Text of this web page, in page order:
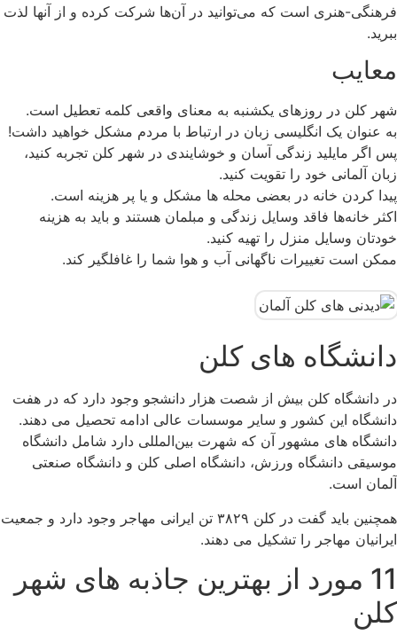
فرهنگی-هنری است که می‌توانید در آن‌ها شرکت کرده و از آنها لذت
ببرید.
معایب
شهر کلن در روزهای یکشنبه به معنای واقعی کلمه تعطیل است.
به عنوان یک انگلیسی زبان در ارتباط با مردم مشکل خواهید داشت!
پس اگر مایلید زندگی آسان و خوشایندی در شهر کلن تجربه کنید،
زبان آلمانی خود را تقویت کنید.
پیدا کردن خانه در بعضی محله ها مشکل و یا پر هزینه است.
اکثر خانه‌ها فاقد وسایل زندگی و مبلمان هستند و باید به هزینه
خودتان وسایل منزل را تهیه کنید.
ممکن است تغییرات ناگهانی آب و هوا شما را غافلگیر کند.
دانشگاه های کلن
در دانشگاه کلن بیش از شصت هزار دانشجو وجود دارد که در هفت
دانشگاه این کشور و سایر موسسات عالی ادامه تحصیل می دهند.
دانشگاه های مشهور آن که شهرت بین‌المللی دارد شامل دانشگاه
موسیقی دانشگاه ورزش، دانشگاه اصلی کلن و دانشگاه صنعتی
آلمان است.
همچنین باید گفت در کلن ۳۸۲۹ تن ایرانی مهاجر وجود دارد و جمعیت
ایرانیان مهاجر را تشکیل می دهند.
11 مورد از بهترین جاذبه های شهر
کلن